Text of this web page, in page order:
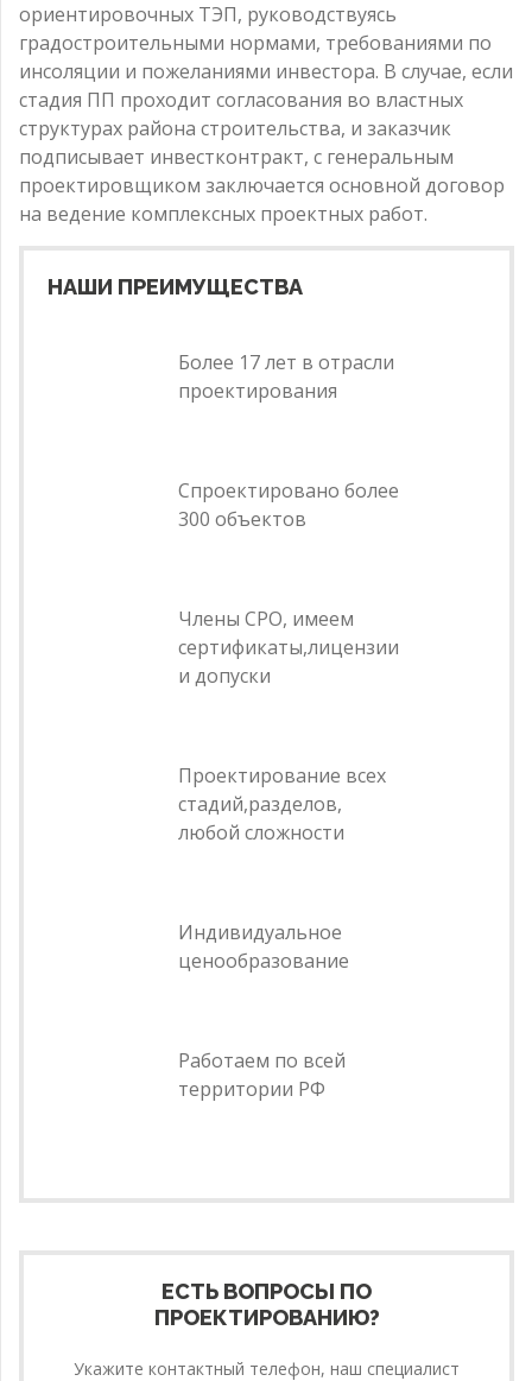
ориентировочных ТЭП, руководствуясь
градостроительными нормами, требованиями по
инсоляции и пожеланиями инвестора. В случае, если
стадия ПП проходит согласования во властных
структурах района строительства, и заказчик
подписывает инвестконтракт, с генеральным
проектировщиком заключается основной договор
на ведение комплексных проектных работ.
НАШИ ПРЕИМУЩЕСТВА
Более 17 лет в отрасли
проектирования
Спроектировано более
300 объектов
Члены СРО, имеем
сертификаты,лицензии
и допуски
Проектирование всех
стадий,разделов,
любой сложности
Индивидуальное
ценообразование
Работаем по всей
территории РФ
ЕСТЬ ВОПРОСЫ ПО
ПРОЕКТИРОВАНИЮ?
Укажите контактный телефон, наш специалист